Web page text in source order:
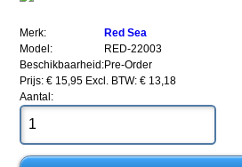
Gro
500ml
Red
Merk:
Red Sea
Model:
RED-22003
Beschikbaarheid:Pre-Order
Prijs: € 15,95 Excl. BTW: € 13,18
Aantal: